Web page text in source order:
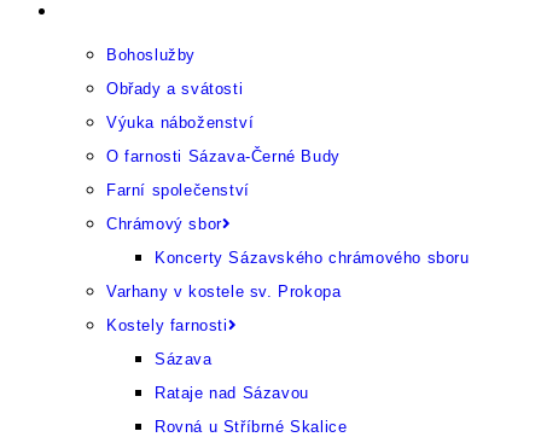
Bohoslužby
Obřady a svátosti
Výuka náboženství
O farnosti Sázava-Černé Budy
Farní společenství
Chrámový sbor
Koncerty Sázavského chrámového sboru
Varhany v kostele sv. Prokopa
Kostely farnosti
Sázava
Rataje nad Sázavou
Rovná u Stříbrné Skalice